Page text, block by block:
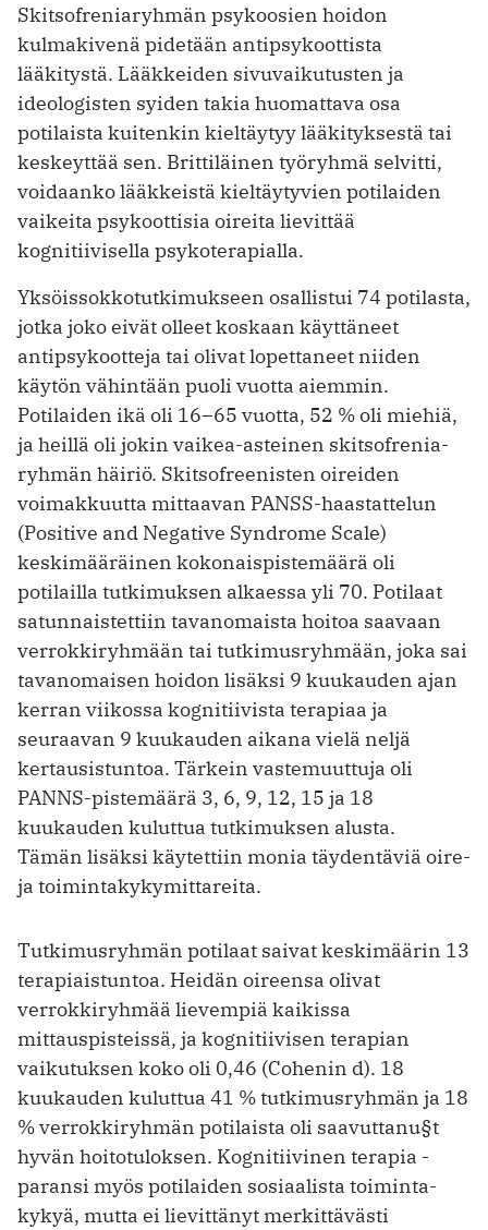
Skitsofreniaryhmän psykoosien hoidon
kulmakivenä pidetään antipsykoottista
lääkitystä. Lääkkeiden sivuvaikutusten ja
ideologisten syiden takia huomattava osa
potilaista kuitenkin kieltäytyy lääkityksestä tai
keskeyttää sen. Brittiläinen työryhmä selvitti,
voidaanko lääkkeistä kieltäytyvien potilaiden
vaikeita psykoottisia oireita lievittää
kognitiivisella psyko­terapialla.
Yksöissokkotutkimukseen osallistui 74 potilasta,
jotka joko eivät olleet koskaan käyttäneet
antipsykootteja tai olivat lopettaneet niiden
käytön vähintään puoli vuotta aiemmin.
Potilaiden ikä oli 16–65 vuotta, 52 % oli miehiä,
ja heillä oli jokin vaikea-asteinen skitsofrenia­
ryhmän ­häiriö. Skitsofreenisten oireiden
voimakkuutta mittaavan PANSS-haastattelun
(Positive and Negative Syndrome Scale)
keskimääräinen kokonaispistemäärä oli
potilailla tutkimuksen alkaessa yli 70. Potilaat
satunnaistettiin tavanomaista hoitoa saavaan
verrokkiryhmään tai tutkimusryhmään, joka sai
­tavanomaisen hoidon lisäksi 9 kuukauden ajan
kerran viikossa kognitiivista terapiaa ja
seuraavan 9 kuukauden ­aikana vielä neljä
kertausistuntoa. ­Tärkein vastemuuttuja oli
PANNS-pistemäärä 3, 6, 9, 12, 15 ja 18
kuukauden ­kuluttua tutkimuksen alusta.
Tämän ­lisäksi käytettiin monia täydentäviä oire-
ja toimintakykymittareita.
Tutkimusryhmän potilaat saivat ­keskimäärin 13
terapiaistuntoa. Heidän oireensa olivat
verrokkiryhmää lievempiä kaikissa
mittauspisteissä, ja kognitiivisen terapian
vaikutuksen koko oli 0,46 (Cohenin d). 18
kuukauden kuluttua 41 % tutkimusryhmän ja 18
% verrokkiryhmän potilaista oli saavuttanu§t
hyvän hoito­tuloksen. Kognitiivinen terapia ­
paransi myös potilaiden sosiaalista toiminta­
kykyä, mutta ei lievittänyt ­merkittävästi